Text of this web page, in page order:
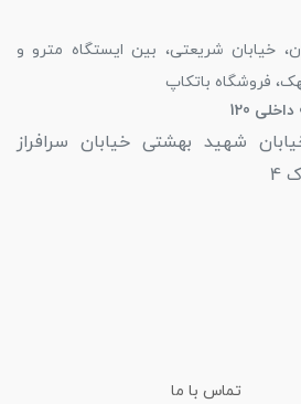
خیابان شریعتی، بین ایستگاه مترو و
فروشگاه باتکاپ
شهید بهشتی خیابان سرافراز
4
تماس با ما